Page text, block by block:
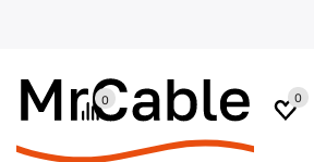
0
0